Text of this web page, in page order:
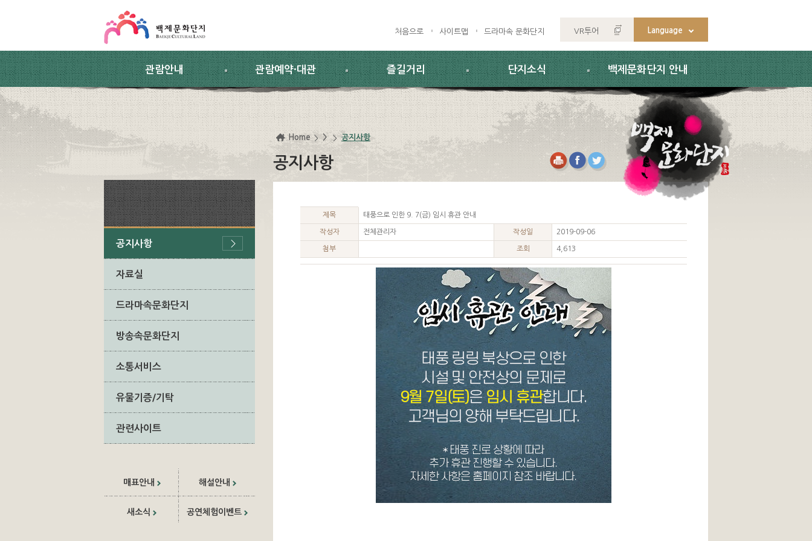
처음으로 사이트맵 드라마속 문화단지 VR투어 Language
관람안내 관람예약·대관 즐길거리 단지소식 백제문화단지 안내
공지사항
자료실
드라마속문화단지
방송속문화단지
소통서비스
유물기증/기탁
관련사이트
매표안내 해설안내
새소식 공연체험이벤트
Home > 공지사항
공지사항
제목 태풍으로 인한 9. 7(금) 임시 휴관 안내
작성자 전체관리자 작성일 2019-09-06
첨부 조회 4,613